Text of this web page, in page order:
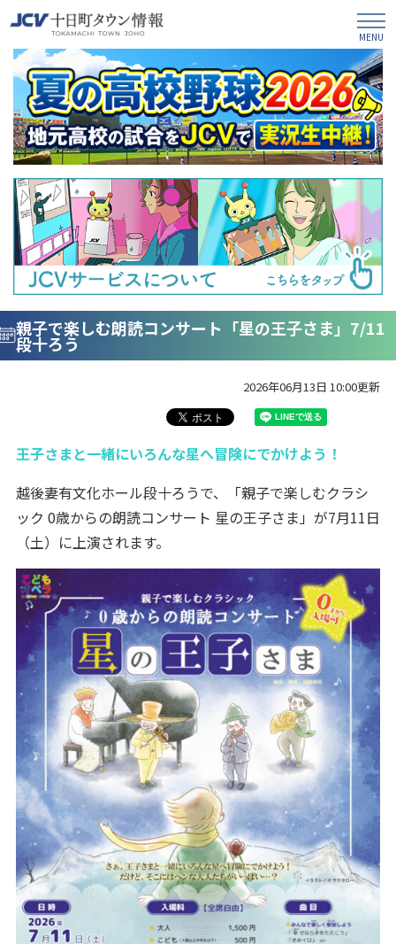
親子で楽しむ朗読コンサート「星の王子さま」7/11
段十ろう
2026年06月13日 10:00更新
王子さまと一緒にいろんな星へ冒険にでかけよう！
越後妻有文化ホール段十ろうで、「親子で楽しむクラシ
ック 0歳からの朗読コンサート 星の王子さま」が7月11日
（土）に上演されます。